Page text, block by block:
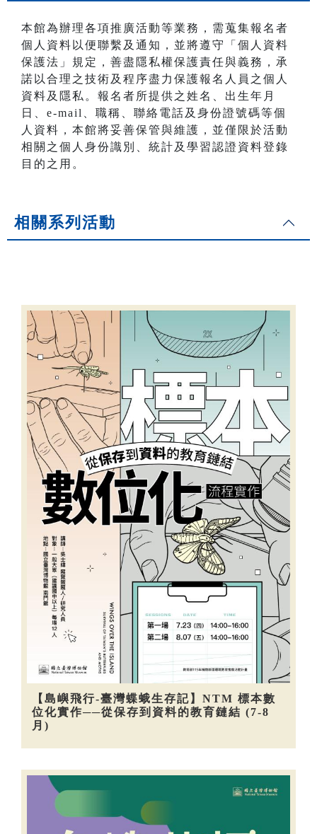
本館為辦理各項推廣活動等業務，需蒐集報名者
個人資料以便聯繫及通知，並將遵守「個人資料
保護法」規定，善盡隱私權保護責任與義務，承
諾以合理之技術及程序盡力保護報名人員之個人
資料及隱私。報名者所提供之姓名、出生年月
日、e-mail、職稱、聯絡電話及身份證號碼等個
人資料，本館將妥善保管與維護，並僅限於活動
相關之個人身份識別、統計及學習認證資料登錄
目的之用。
相關系列活動
【島嶼飛行-臺灣蝶蛾生存記】NTM 標本數
位化實作──從保存到資料的教育鏈結 (7-8
月)